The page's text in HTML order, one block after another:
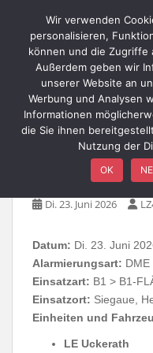
B1-
Di. 23. Juni 2026
Datum: Di. 23. Juni
Alarmierungsart: DME
Einsatzart: B1 > B1-
Einsatzort: Siegaue,
Einheiten und
LE Uckerath
Wir verwenden
personalisieren,
können und die Zugriffe
Außerdem geben wir
unserer Website an
Werbung und Analysen
Informationen
die Sie ihnen
Nutzung der
OK